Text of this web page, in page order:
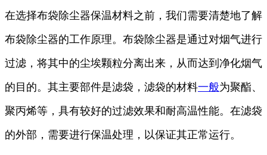
在选择布袋除尘器保温材料之前，我们需要清楚地了解
布袋除尘器的工作原理。布袋除尘器是通过对烟气进行
过滤，将其中的尘埃颗粒分离出来，从而达到净化烟气
的目的。其主要部件是滤袋，滤袋的材料一般为聚酯、
聚丙烯等，具有较好的过滤效果和耐高温性能。在滤袋
的外部，需要进行保温处理，以保证其正常运行。